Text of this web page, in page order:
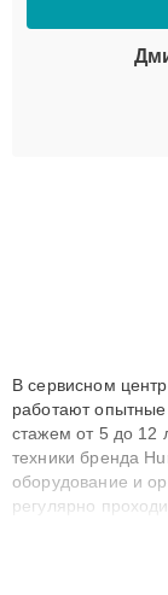
В сервисном
работают
стажем от 5 до 12
техники бренда
оборудование и
регулярно
технику с